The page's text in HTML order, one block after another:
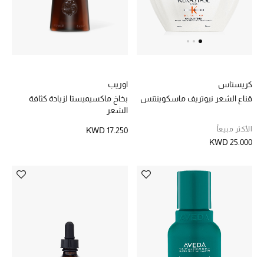
كريستاس
قناع الشعر نيوتريف ماسكوينتنس
الأكثر مبيعاً
KWD 25.000
اوريب
بخاخ ماكسيميستا لزيادة كثافة
الشعر
KWD 17.250